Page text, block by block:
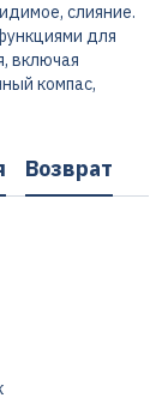
слияние.
для
включая
компас,
Возврат